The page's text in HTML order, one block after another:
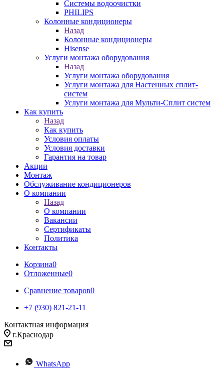
Системы водоочистки
PHILIPS
Колонные кондиционеры
Назад
Колонные кондиционеры
Hisense
Услуги монтажа оборудования
Назад
Услуги монтажа оборудования
Услуги монтажа для Настенных сплит-
систем
Услуги монтажа для Мульти-Сплит систем
Как купить
Назад
Как купить
Условия оплаты
Условия доставки
Гарантия на товар
Акции
Монтаж
Обслуживание кондиционеров
О компании
Назад
О компании
Вакансии
Сертификаты
Политика
Контакты
Корзина0
Отложенные0
Сравнение товаров0
+7 (930) 821-21-11
Контактная информация
г.Краснодар
WhatsApp